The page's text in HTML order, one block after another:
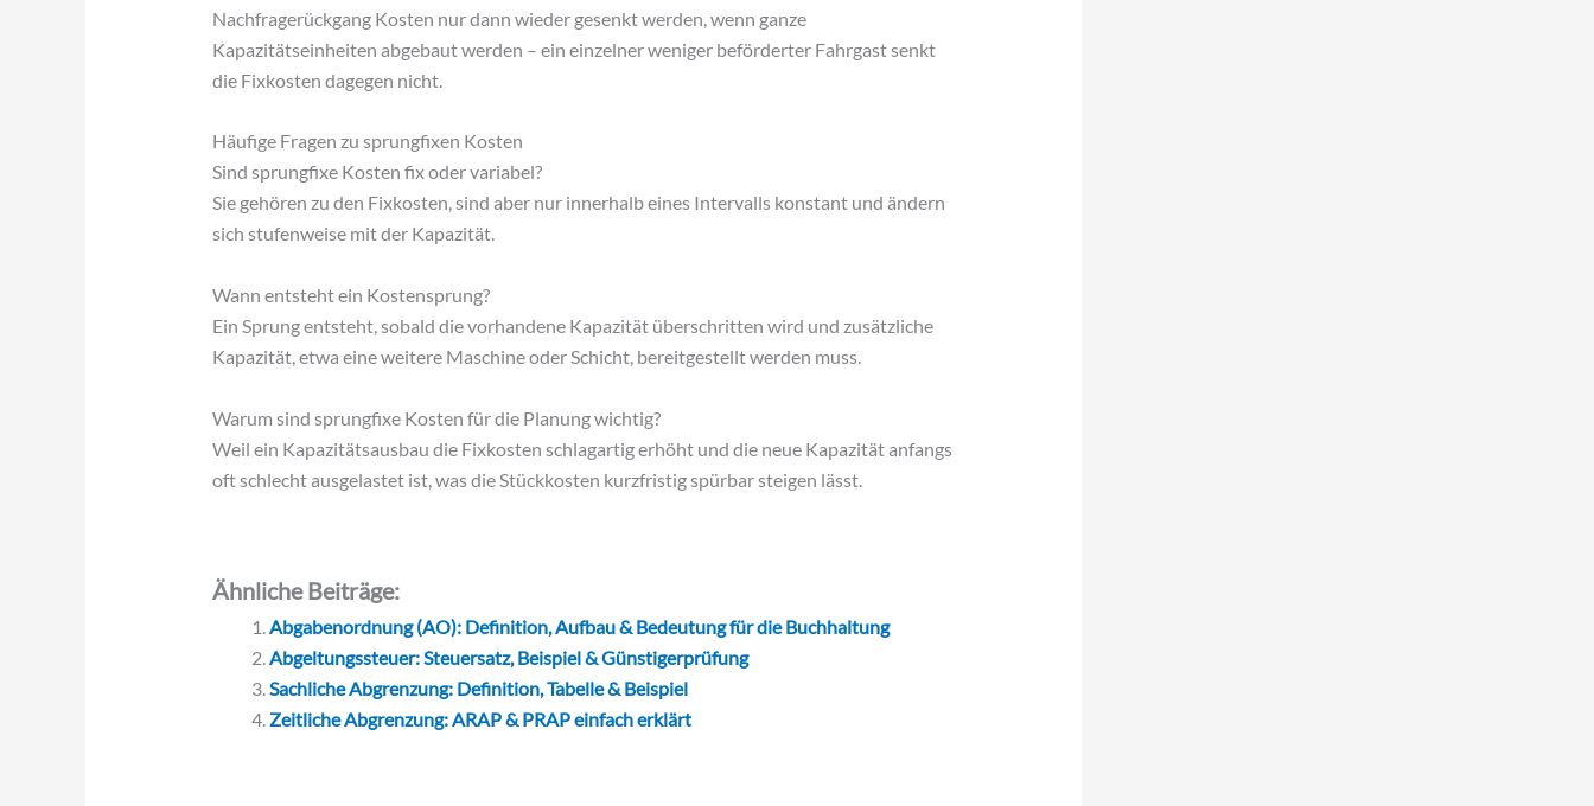
Nachfragerückgang Kosten nur dann wieder gesenkt werden, wenn ganze
Kapazitätseinheiten abgebaut werden – ein einzelner weniger beförderter Fahrgast senkt
die Fixkosten dagegen nicht.
Häufige Fragen zu sprungfixen Kosten
Sind sprungfixe Kosten fix oder variabel?
Sie gehören zu den Fixkosten, sind aber nur innerhalb eines Intervalls konstant und ändern
sich stufenweise mit der Kapazität.
Wann entsteht ein Kostensprung?
Ein Sprung entsteht, sobald die vorhandene Kapazität überschritten wird und zusätzliche
Kapazität, etwa eine weitere Maschine oder Schicht, bereitgestellt werden muss.
Warum sind sprungfixe Kosten für die Planung wichtig?
Weil ein Kapazitätsausbau die Fixkosten schlagartig erhöht und die neue Kapazität anfangs
oft schlecht ausgelastet ist, was die Stückkosten kurzfristig spürbar steigen lässt.
Ähnliche Beiträge:
Abgabenordnung (AO): Definition, Aufbau & Bedeutung für die Buchhaltung
Abgeltungssteuer: Steuersatz, Beispiel & Günstigerprüfung
Sachliche Abgrenzung: Definition, Tabelle & Beispiel
Zeitliche Abgrenzung: ARAP & PRAP einfach erklärt